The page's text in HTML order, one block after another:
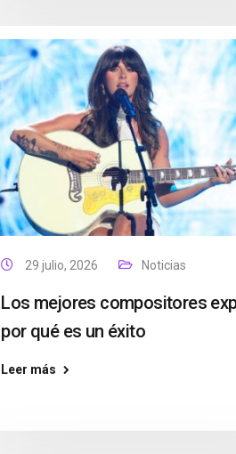
29 julio, 2026 Noticias
Los mejores compositores
por qué es un éxito
Leer más